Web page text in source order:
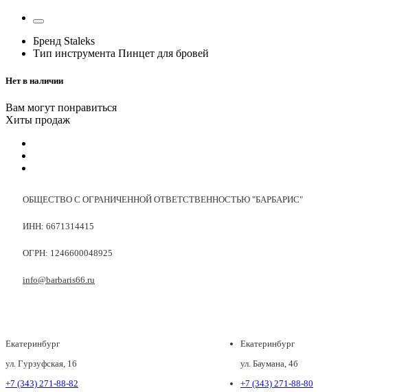
Бренд Staleks
Тип инструмента Пинцет для бровей
Нет в наличии
Вам могут понравиться
Хиты продаж
ОБЩЕСТВО С ОГРАНИЧЕННОЙ ОТВЕТСТВЕННОСТЬЮ "БАРБАРИС"
ИНН: 6671314415
ОГРН: 1246600048925
info@barbaris66.ru
Екатеринбург
ул. Гурзуфская, 16
+7 (343) 271-88-82
Екатеринбург
ул. Баумана, 4б
+7 (343) 271-88-80